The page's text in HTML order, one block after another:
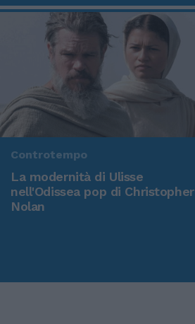
Controtempo
La modernità di Ulisse
nell'Odissea pop di Christopher
Nolan